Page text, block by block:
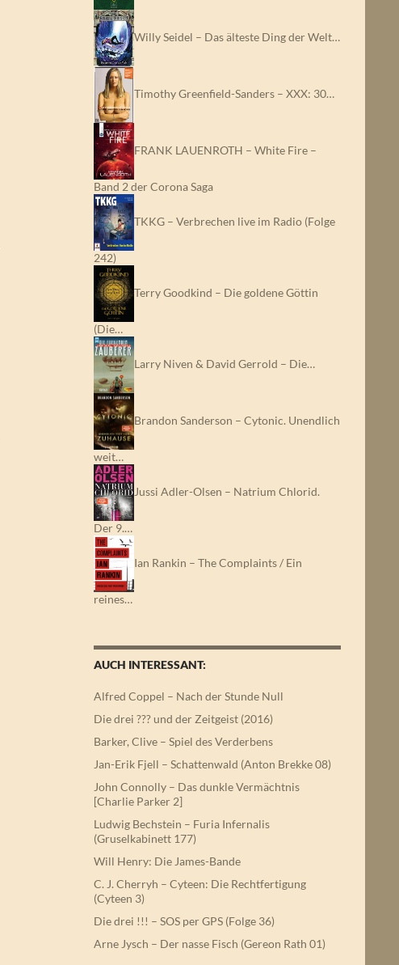
Willy Seidel – Das älteste Ding der Welt…
Timothy Greenfield-Sanders – XXX: 30…
FRANK LAUENROTH – White Fire –
Band 2 der Corona Saga
TKKG – Verbrechen live im Radio (Folge
242)
Terry Goodkind – Die goldene Göttin
(Die…
Larry Niven & David Gerrold – Die…
Brandon Sanderson – Cytonic. Unendlich
weit…
Jussi Adler-Olsen – Natrium Chlorid.
Der 9.…
Ian Rankin – The Complaints / Ein
reines…
AUCH INTERESSANT:
Alfred Coppel – Nach der Stunde Null
Die drei ??? und der Zeitgeist (2016)
Barker, Clive – Spiel des Verderbens
Jan-Erik Fjell – Schattenwald (Anton Brekke 08)
John Connolly – Das dunkle Vermächtnis
[Charlie Parker 2]
Ludwig Bechstein – Furia Infernalis
(Gruselkabinett 177)
Will Henry: Die James-Bande
C. J. Cherryh – Cyteen: Die Rechtfertigung
(Cyteen 3)
Die drei !!! – SOS per GPS (Folge 36)
Arne Jysch – Der nasse Fisch (Gereon Rath 01)